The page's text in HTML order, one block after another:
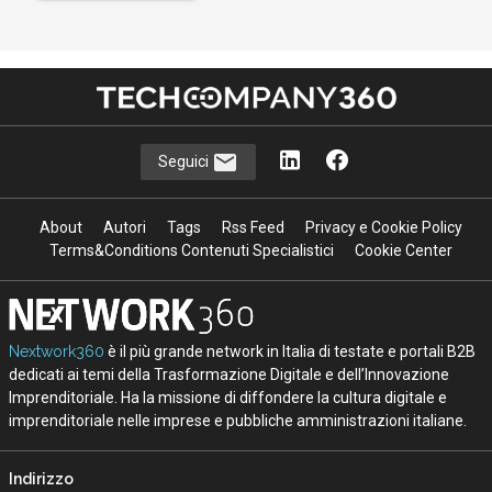
Seguici
About Autori Tags Rss Feed
Privacy e Cookie Policy
Terms&Conditions Contenuti Specialistici
Cookie Center
Nextwork360 è il più grande network in Italia di testate e portali B2B
dedicati ai temi della Trasformazione Digitale e dell’Innovazione
Imprenditoriale. Ha la missione di diffondere la cultura digitale e
imprenditoriale nelle imprese e pubbliche amministrazioni italiane.
Indirizzo